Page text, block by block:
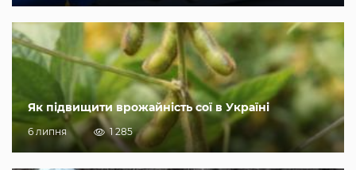
Як підвищити врожайність сої в Україні
6 липня 1 285